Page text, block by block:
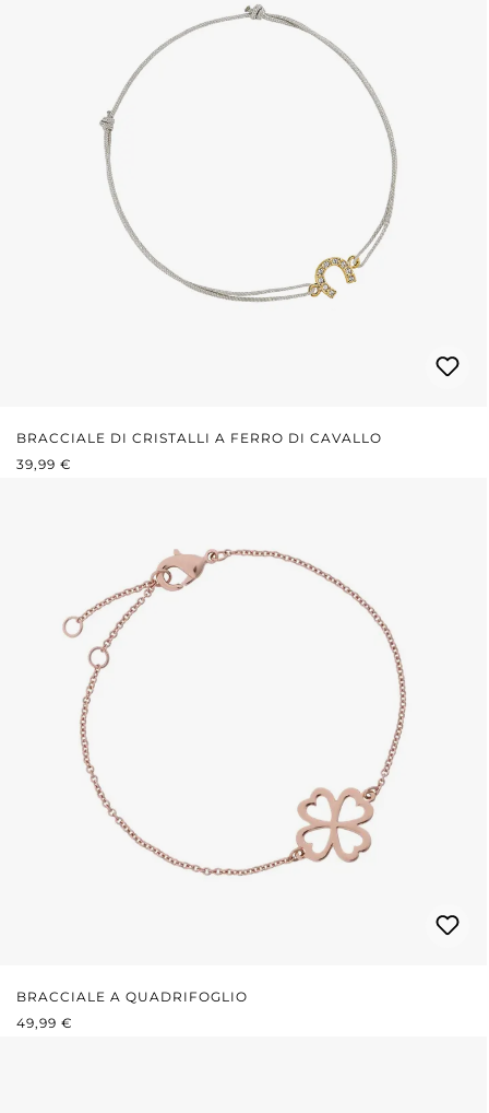
BRACCIALE DI CRISTALLI A FERRO DI CAVALLO
PREZZO NORMALE:
39,99 €
BRACCIALE A QUADRIFOGLIO
PREZZO NORMALE:
49,99 €